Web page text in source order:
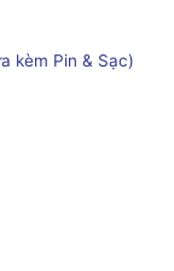
kèm Pin & Sạc)